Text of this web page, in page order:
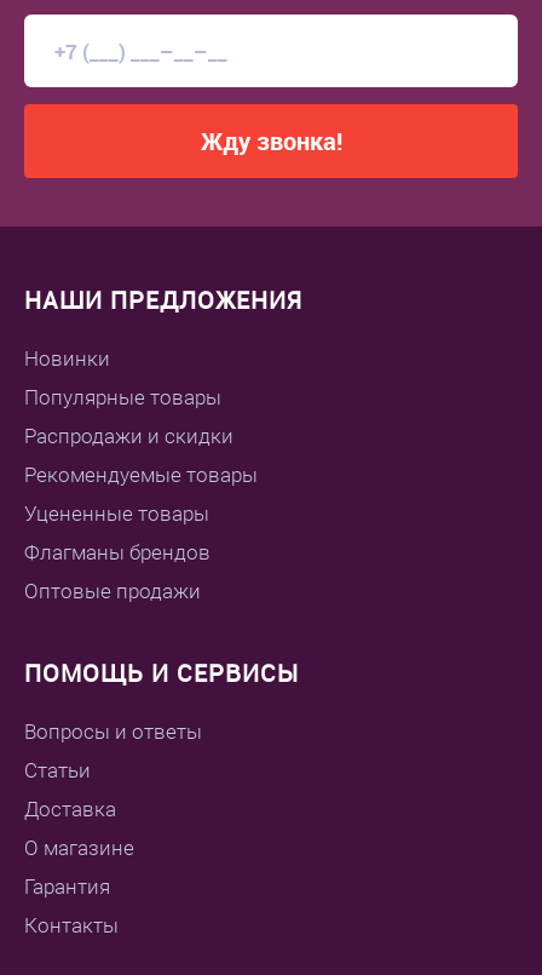
Жду звонка!
НАШИ ПРЕДЛОЖЕНИЯ
Новинки
Популярные товары
Распродажи и скидки
Рекомендуемые товары
Уцененные товары
Флагманы брендов
Оптовые продажи
ПОМОЩЬ И СЕРВИСЫ
Вопросы и ответы
Статьи
Доставка
О магазине
Гарантия
Контакты